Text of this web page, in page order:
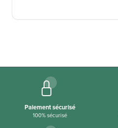
Paiement sécurisé
100% sécurisé